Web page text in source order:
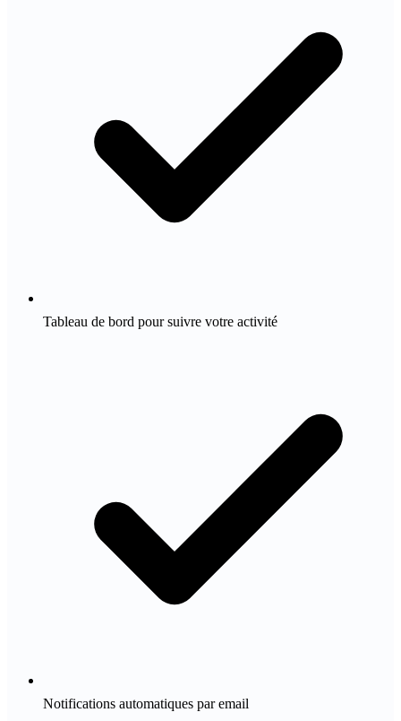
Tableau de bord pour suivre votre activité
Notifications automatiques par email